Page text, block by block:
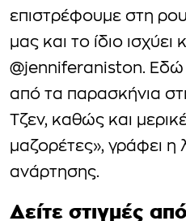
επιστρέφουμε στη
μας και το ίδιο ισχύει
@jenniferaniston. Εδώ
από τα παρασκήνια
Τζεν, καθώς και
μαζορέτες», γράφει η
ανάρτησης.
Δείτε στιγμές